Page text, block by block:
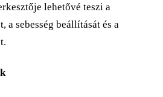
lehetővé teszi a
a sebesség beállítását és a